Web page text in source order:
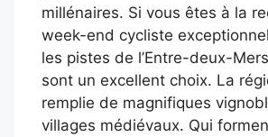
millénaires. Si vous êtes à la
week-end cycliste
les pistes de l’Entre-deux-
sont un excellent choix. La
remplie de magnifiques
villages médiévaux. Qui